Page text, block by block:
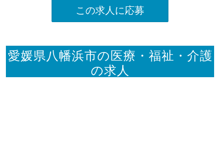
この求人に応募
愛媛県八幡浜市の医療・福祉・介護
の求人